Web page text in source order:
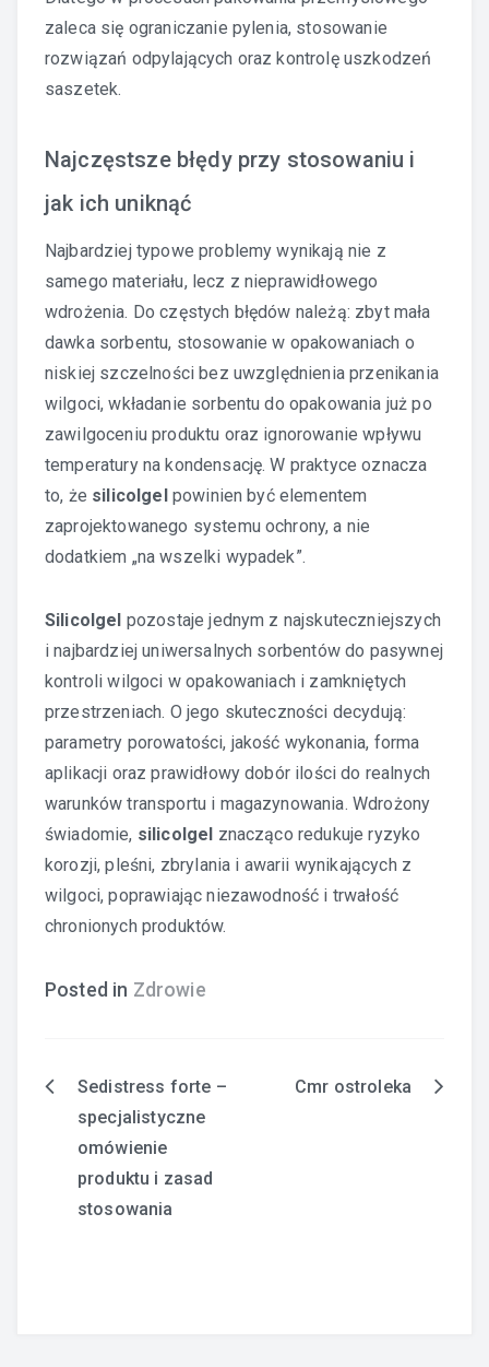
zaleca się ograniczanie pylenia, stosowanie
rozwiązań odpylających oraz kontrolę uszkodzeń
saszetek.
Najczęstsze błędy przy stosowaniu i
jak ich uniknąć
Najbardziej typowe problemy wynikają nie z
samego materiału, lecz z nieprawidłowego
wdrożenia. Do częstych błędów należą: zbyt mała
dawka sorbentu, stosowanie w opakowaniach o
niskiej szczelności bez uwzględnienia przenikania
wilgoci, wkładanie sorbentu do opakowania już po
zawilgoceniu produktu oraz ignorowanie wpływu
temperatury na kondensację. W praktyce oznacza
to, że silicolgelpowinien być elementem
zaprojektowanego systemu ochrony, a nie
dodatkiem „na wszelki wypadek”.
Silicolgel pozostaje jednym z najskuteczniejszych
i najbardziej uniwersalnych sorbentów do pasywnej
kontroli wilgoci w opakowaniach i zamkniętych
przestrzeniach. O jego skuteczności decydują:
parametry porowatości, jakość wykonania, forma
aplikacji oraz prawidłowy dobór ilości do realnych
warunków transportu i magazynowania. Wdrożony
świadomie, silicolgel znacząco redukuje ryzyko
korozji, pleśni, zbrylania i awarii wynikających z
wilgoci, poprawiając niezawodność i trwałość
chronionych produktów.
Posted in Zdrowie
Nawigacja
Sedistress forte –
specjalistyczne
omówienie
produktu i zasad
stosowania
Cmr ostroleka